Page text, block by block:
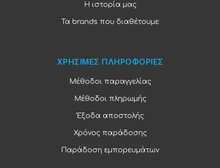
Η ιστορία μας
Τα brands που διαθέτουμε
ΧΡΗΣΙΜΕΣ ΠΛΗΡΟΦΟΡΙΕΣ
Μέθοδοι παραγγελίας
Μέθοδοι πληρωμής
Έξοδα αποστολής
Χρόνος παράδοσης
Παράδοση εμπορευμάτων